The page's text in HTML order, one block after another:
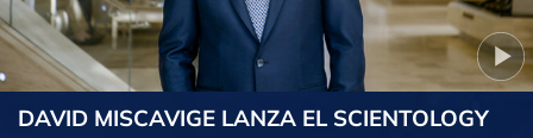
DAVID MISCAVIGE LANZA EL SCIENTOLOGY